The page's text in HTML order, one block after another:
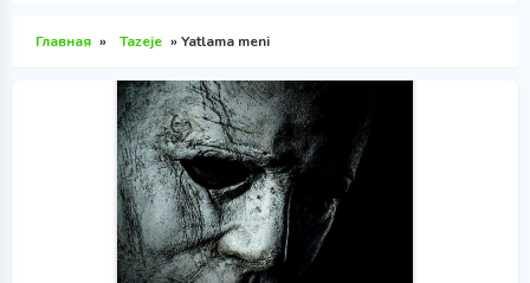
Главная » Tazeje » Yatlama meni